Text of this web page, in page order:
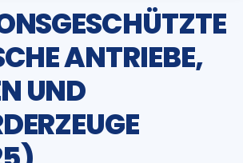
ANTRIEBE,
UND